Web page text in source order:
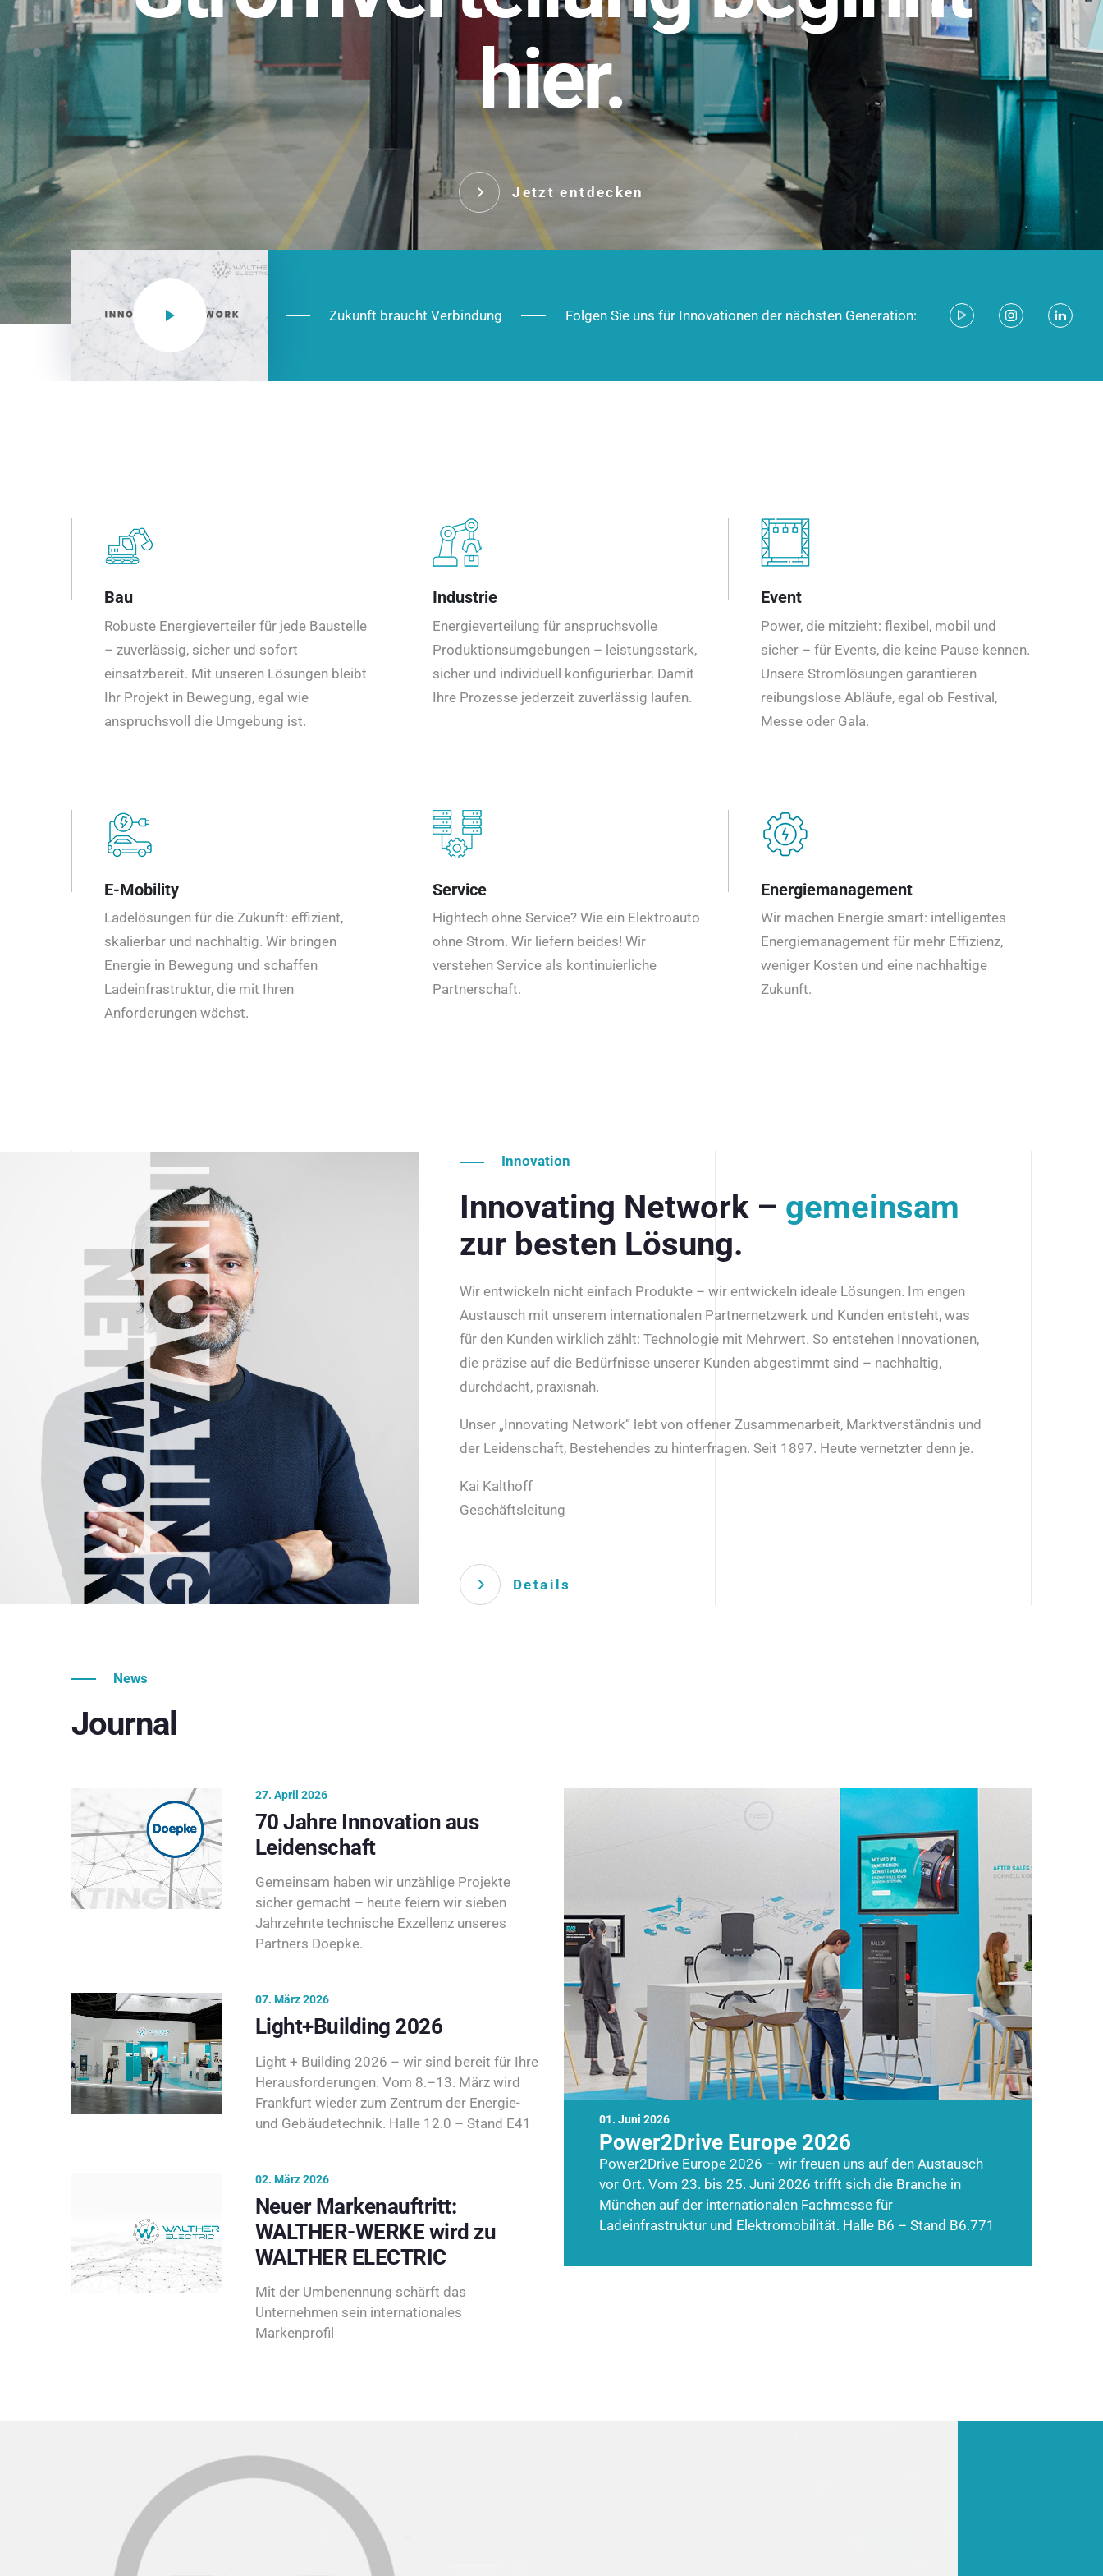
hier.
Jetzt entdecken
NEO CEE: Energieverteilung mit System. Robust im Alltag,
effizient in der Installation, zukunftsfähig im Ausbau.
Das innovative Stecksystem für industrielle Anwendungen –
robust, IP-geschützt und zukunftsfähig.
Jetzt entdecken
Zukunft braucht Verbindung Folgen Sie uns für Innovationen der nächsten Generation:
Bau
Robuste Energieverteiler für jede Baustelle
– zuverlässig, sicher und sofort
einsatzbereit. Mit unseren Lösungen bleibt
Ihr Projekt in Bewegung, egal wie
anspruchsvoll die Umgebung ist.
Industrie
Energieverteilung für anspruchsvolle
Produktionsumgebungen – leistungsstark,
sicher und individuell konfigurierbar. Damit
Ihre Prozesse jederzeit zuverlässig laufen.
Event
Power, die mitzieht: flexibel, mobil und
sicher – für Events, die keine Pause kennen.
Unsere Stromlösungen garantieren
reibungslose Abläufe, egal ob Festival,
Messe oder Gala.
E-Mobility
Ladelösungen für die Zukunft: effizient,
skalierbar und nachhaltig. Wir bringen
Energie in Bewegung und schaffen
Ladeinfrastruktur, die mit Ihren
Anforderungen wächst.
Service
Hightech ohne Service? Wie ein Elektroauto
ohne Strom. Wir liefern beides! Wir
verstehen Service als kontinuierliche
Partnerschaft.
Energiemanagement
Wir machen Energie smart: intelligentes
Energiemanagement für mehr Effizienz,
weniger Kosten und eine nachhaltige
Zukunft.
Innovation
Innovating Network – gemeinsam
zur besten Lösung.
Wir entwickeln nicht einfach Produkte – wir entwickeln ideale Lösungen. Im engen
Austausch mit unserem internationalen Partnernetzwerk und Kunden entsteht, was
für den Kunden wirklich zählt: Technologie mit Mehrwert. So entstehen Innovationen,
die präzise auf die Bedürfnisse unserer Kunden abgestimmt sind – nachhaltig,
durchdacht, praxisnah.
Unser „Innovating Network“ lebt von offener Zusammenarbeit, Marktverständnis und
der Leidenschaft, Bestehendes zu hinterfragen. Seit 1897. Heute vernetzter denn je.
Kai Kalthoff
Geschäftsleitung
Details
News
Journal
01. Juni 2026
Power2Drive Europe 2026
Power2Drive Europe 2026 – wir freuen uns auf den Austausch
vor Ort. Vom 23. bis 25. Juni 2026 trifft sich die Branche in
München auf der internationalen Fachmesse für
Ladeinfrastruktur und Elektromobilität. Halle B6 – Stand B6.771
27. April 2026
70 Jahre Innovation aus
Leidenschaft
Gemeinsam haben wir unzählige Projekte
sicher gemacht – heute feiern wir sieben
Jahrzehnte technische Exzellenz unseres
Partners Doepke.
07. März 2026
Light+Building 2026
Light + Building 2026 – wir sind bereit für Ihre
Herausforderungen. Vom 8.–13. März wird
Frankfurt wieder zum Zentrum der Energie-
und Gebäudetechnik. Halle 12.0 – Stand E41
02. März 2026
Neuer Markenauftritt:
WALTHER-WERKE wird zu
WALTHER ELECTRIC
Mit der Umbenennung schärft das
Unternehmen sein internationales
Markenprofil